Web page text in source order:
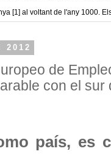
[1] al voltant de l'any 1000.
2012
de
con el sur
país, es